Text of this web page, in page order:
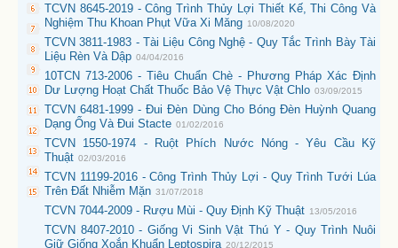
TCVN 8645-2019 - Công Trình Thủy Lợi Thiết Kế, Thi Công Và
Nghiệm Thu Khoan Phụt Vữa Xi Măng 10/08/2020
TCVN 3811-1983 - Tài Liệu Công Nghệ - Quy Tắc Trình Bày Tài
Liệu Rèn Và Dập 04/04/2016
10TCN 713-2006 - Tiêu Chuẩn Chè - Phương Pháp Xác Định
Dư Lượng Hoạt Chất Thuốc Bảo Vệ Thực Vật Chlo 03/09/2015
TCVN 6481-1999 - Đui Đèn Dùng Cho Bóng Đèn Huỳnh Quang
Dạng Ống Và Đui Stacte 01/02/2016
TCVN 1550-1974 - Ruột Phích Nước Nóng - Yêu Cầu Kỹ
Thuật 02/03/2016
TCVN 11199-2016 - Công Trình Thủy Lợi - Quy Trình Tưới Lúa
Trên Đất Nhiễm Mặn 31/07/2018
TCVN 7044-2009 - Rượu Mùi - Quy Định Kỹ Thuật 13/05/2016
TCVN 8407-2010 - Giống Vi Sinh Vật Thú Y - Quy Trình Nuôi
Giữ Giống Xoắn Khuẩn Leptospira 20/12/2015